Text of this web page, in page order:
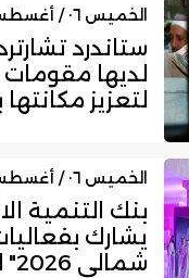
الخميس ٠٦ / أغسطس / ٢٠٢٦
ستاندرد
لديها مقومات
لتعزيز
الخميس ٠٦ / أغسطس / ٢٠٢٦
بنك التنمية
يشارك